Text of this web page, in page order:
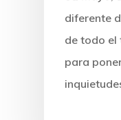
diferente
de todo el
para